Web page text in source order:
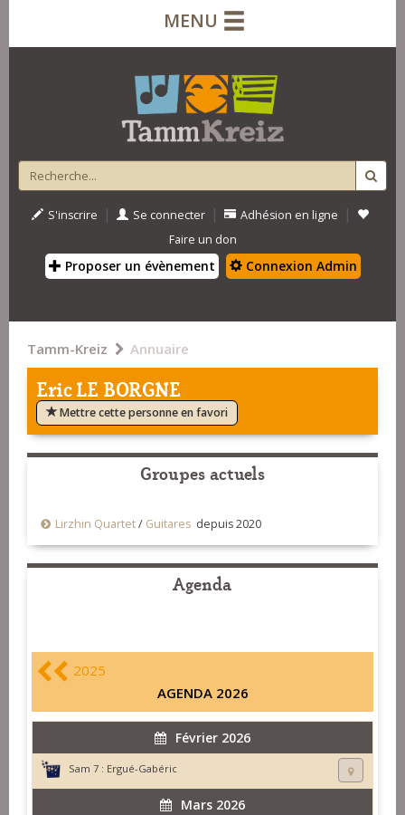
MENU
S'inscrire | Se connecter | Adhésion en ligne |
Faire un don
Proposer un évènement Connexion Admin
Tamm-Kreiz Annuaire
Eric LE BORGNE
Mettre cette personne en favori
Groupes actuels
Lirzhin Quartet/ Guitares depuis 2020
Agenda
2025
AGENDA 2026
Février 2026
Sam 7 : Ergué-Gabéric
Mars 2026